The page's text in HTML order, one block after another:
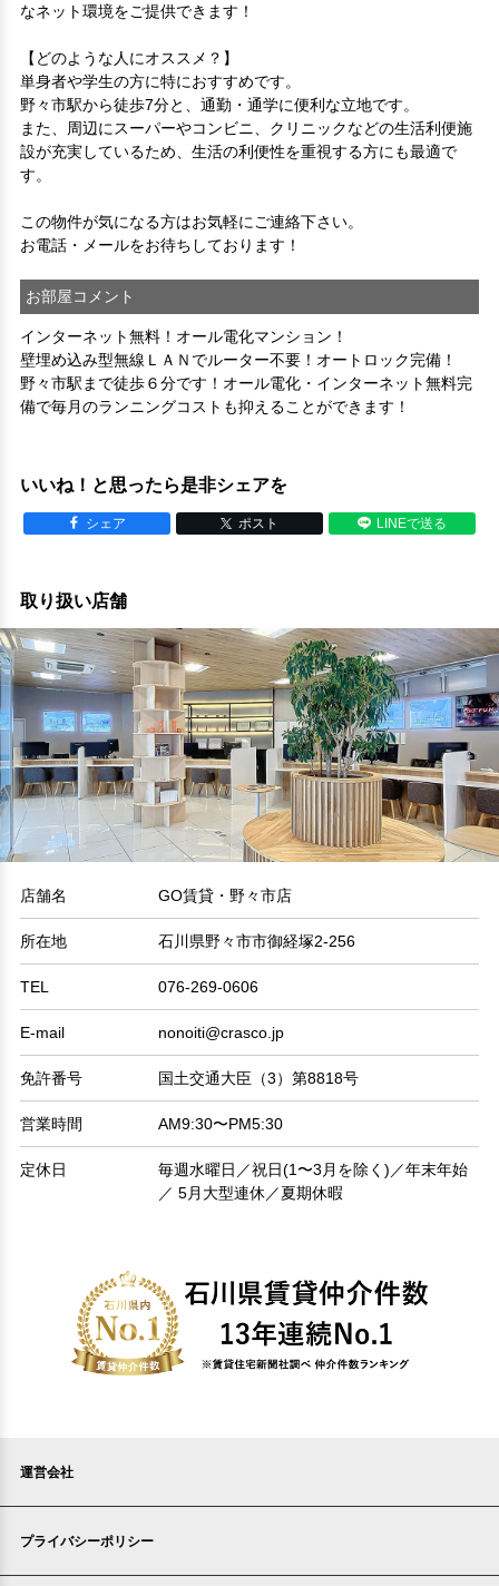
なネット環境をご提供できます！
【どのような人にオススメ？】
単身者や学生の方に特におすすめです。
野々市駅から徒歩7分と、通勤・通学に便利な立地です。
また、周辺にスーパーやコンビニ、クリニックなどの生活利便施
設が充実しているため、生活の利便性を重視する方にも最適で
す。
この物件が気になる方はお気軽にご連絡下さい。
お電話・メールをお待ちしております！
お部屋コメント
インターネット無料！オール電化マンション！
壁埋め込み型無線ＬＡＮでルーター不要！オートロック完備！
野々市駅まで徒歩６分です！オール電化・インターネット無料完
備で毎月のランニングコストも抑えることができます！
いいね！と思ったら是非シェアを
シェア ポスト LINEで送る
取り扱い店舗
店舗名 GO賃貸・野々市店
所在地 石川県野々市市御経塚2-256
TEL 076-269-0606
E-mail nonoiti@crasco.jp
免許番号 国土交通大臣（3）第8818号
営業時間 AM9:30〜PM5:30
定休日
毎週水曜日／祝日(1〜3月を除く)／年末年始
／ 5月大型連休／夏期休暇
運営会社
プライバシーポリシー